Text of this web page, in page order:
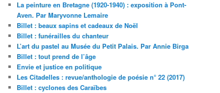
La peinture en Bretagne (1920-1940) : exposition à Pont-
Aven. Par Maryvonne Lemaire
Billet : beaux sapins et cadeaux de Noël
Billet : funérailles du chanteur
L’art du pastel au Musée du Petit Palais. Par Annie Birga
Billet : tout prend de l’âge
Envie et justice en politique
Les Citadelles : revue/anthologie de poésie n° 22 (2017)
Billet : cyclones des Caraïbes